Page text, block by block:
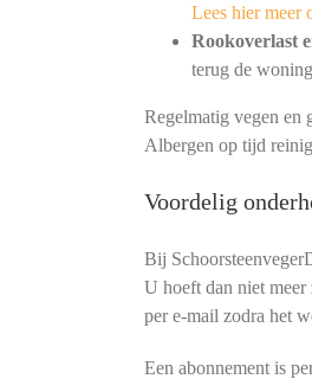
Lees hier meer
Rookoverlast
terug de
Regelmatig vegen en
Albergen op tijd
Voordelig
Bij
U hoeft dan niet meer
per e-mail zodra het
Een abonnement is